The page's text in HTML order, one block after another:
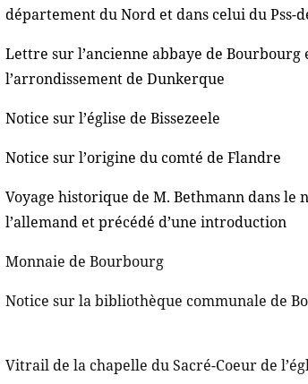
département du Nord et dans celui du Pss-
Lettre sur l’ancienne abbaye de Bourbourg
l’arrondissement de Dunkerque
Notice sur l’église de Bissezeele
Notice sur l’origine du comté de Flandre
Voyage historique de M. Bethmann dans le
l’allemand et précédé d’une introduction
Monnaie de Bourbourg
Notice sur la bibliothèque communale de
Vitrail de la chapelle du Sacré-Coeur de